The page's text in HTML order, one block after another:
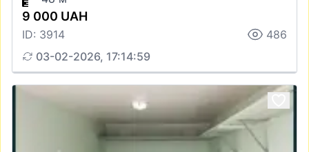
9 000 UAH
ID: 3914
486
03-02-2026, 17:14:59